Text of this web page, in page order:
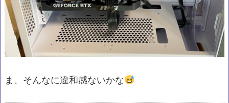
ま、そんなに違和感ないかな